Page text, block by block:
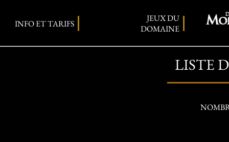
INFO ET TARIFS
JEUX DU
DOMAINE
LISTE